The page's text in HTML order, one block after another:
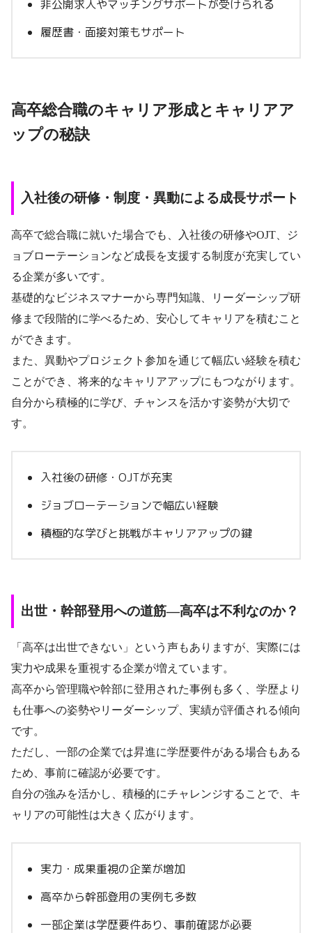
非公開求人やマッチングサポートが受けられる
履歴書・面接対策もサポート
高卒総合職のキャリア形成とキャリアア
ップの秘訣
入社後の研修・制度・異動による成長サポート
高卒で総合職に就いた場合でも、入社後の研修やOJT、ジ
ョブローテーションなど成長を支援する制度が充実してい
る企業が多いです。
基礎的なビジネスマナーから専門知識、リーダーシップ研
修まで段階的に学べるため、安心してキャリアを積むこと
ができます。
また、異動やプロジェクト参加を通じて幅広い経験を積む
ことができ、将来的なキャリアアップにもつながります。
自分から積極的に学び、チャンスを活かす姿勢が大切で
す。
入社後の研修・OJTが充実
ジョブローテーションで幅広い経験
積極的な学びと挑戦がキャリアアップの鍵
出世・幹部登用への道筋―高卒は不利なのか？
「高卒は出世できない」という声もありますが、実際には
実力や成果を重視する企業が増えています。
高卒から管理職や幹部に登用された事例も多く、学歴より
も仕事への姿勢やリーダーシップ、実績が評価される傾向
です。
ただし、一部の企業では昇進に学歴要件がある場合もある
ため、事前に確認が必要です。
自分の強みを活かし、積極的にチャレンジすることで、キ
ャリアの可能性は大きく広がります。
実力・成果重視の企業が増加
高卒から幹部登用の実例も多数
一部企業は学歴要件あり、事前確認が必要